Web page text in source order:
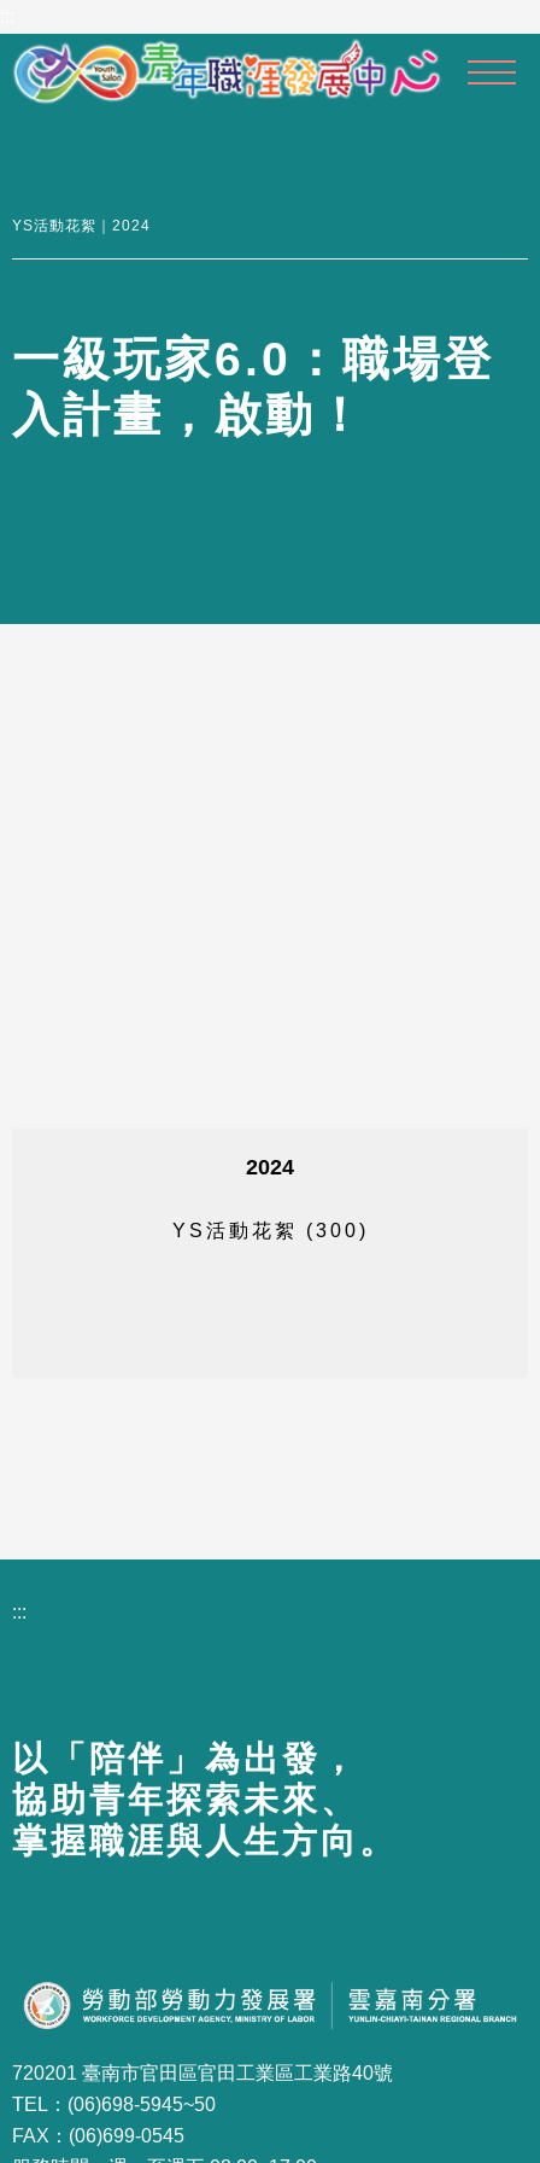
主
要
YS活動花絮｜2024
一級玩家6.0 ：職場登
入計畫 ， 啟動 ！
2024
Y S 活動 花絮 (300)
:::
以「陪伴」為出發，
協助青年探索未來、
掌握職涯與人生方向。
720201 臺南市官田區官田工業區工業路40號
TEL：(06)698-5945~50
FAX：(06)699-0545